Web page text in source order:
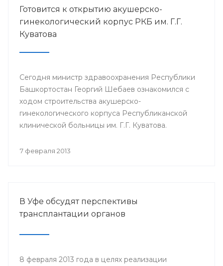
Готовится к открытию акушерско-
гинекологический корпус РКБ им. Г.Г.
Куватова
Сегодня министр здравоохранения Республики
Башкортостан Георгий Шебаев ознакомился с
ходом строительства акушерско-
гинекологического корпуса Республиканской
клинической больницы им. Г.Г. Куватова.
7 февраля 2013
В Уфе обсудят перспективы
трансплантации органов
8 февраля 2013 года в целях реализации